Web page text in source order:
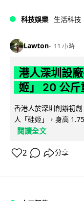
科技娛樂 生活科技
Lawton 11 小時
港人深圳設
姬」 20 公斤
香港人於深圳創辦初
人「硅姬」，身高
閱讀全文
2 分享